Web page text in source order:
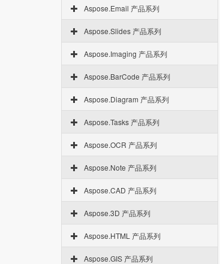
Aspose.Email 产品系列
Aspose.Slides 产品系列
Aspose.Imaging 产品系列
Aspose.BarCode 产品系列
Aspose.Diagram 产品系列
Aspose.Tasks 产品系列
Aspose.OCR 产品系列
Aspose.Note 产品系列
Aspose.CAD 产品系列
Aspose.3D 产品系列
Aspose.HTML 产品系列
Aspose.GIS 产品系列